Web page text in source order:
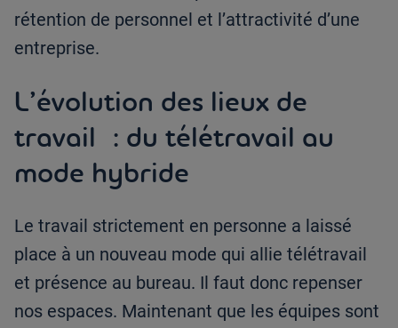
rétention de personnel et l’attractivité d’une
entreprise.
L’évolution des lieux de
travail : du télétravail au
mode hybride
Le travail strictement en personne a laissé
place à un nouveau mode qui allie télétravail
et présence au bureau. Il faut donc repenser
nos espaces. Maintenant que les équipes sont